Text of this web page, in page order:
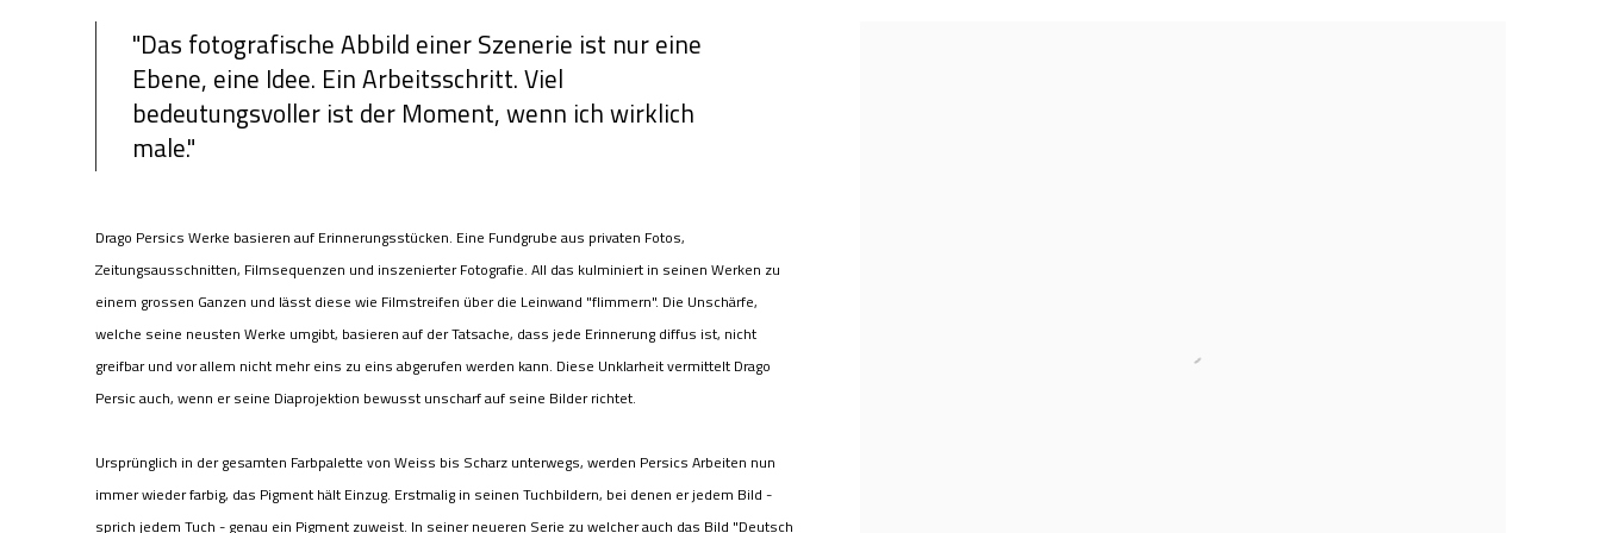
"Das fotografische Abbild einer Szenerie ist nur eine
Ebene, eine Idee. Ein Arbeitsschritt. Viel
bedeutungsvoller ist der Moment, wenn ich wirklich
male."
Drago Persics Werke basieren auf Erinnerungsstücken. Eine Fundgrube aus privaten Fotos,
Zeitungsausschnitten, Filmsequenzen und inszenierter Fotografie. All das kulminiert in seinen Werken zu
einem grossen Ganzen und lässt diese wie Filmstreifen über die Leinwand "flimmern". Die Unschärfe,
welche seine neusten Werke umgibt, basieren auf der Tatsache, dass jede Erinnerung diffus ist, nicht
greifbar und vor allem nicht mehr eins zu eins abgerufen werden kann. Diese Unklarheit vermittelt Drago
Persic auch, wenn er seine Diaprojektion bewusst unscharf auf seine Bilder richtet.
Ursprünglich in der gesamten Farbpalette von Weiss bis Scharz unterwegs, werden Persics Arbeiten nun
immer wieder farbig, das Pigment hält Einzug. Erstmalig in seinen Tuchbildern, bei denen er jedem Bild -
sprich jedem Tuch - genau ein Pigment zuweist. In seiner neueren Serie zu welcher auch das Bild "Deutsch